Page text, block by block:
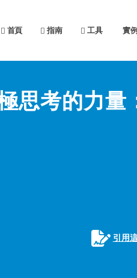
首頁 指南 工具 實
思考的力量
引用